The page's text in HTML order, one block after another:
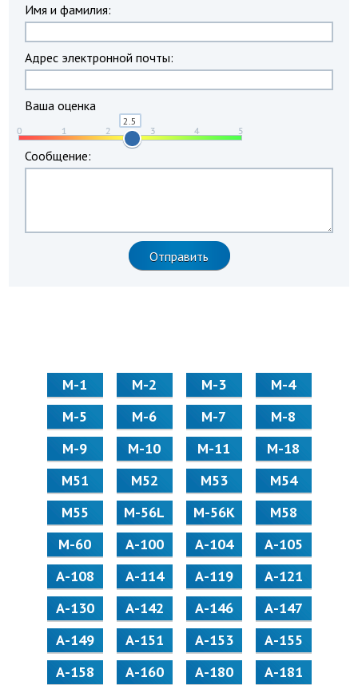
Имя и фамилия:
Адрес электронной почты:
Ваша оценка
Сообщение:
М-1 М-2 М-3
М-4
М-5
М-6 М-7
М-8
М-9
М-10 М-11
М-18
М51
М52 М53
М54
М55
M-56L M-56K
М58
M-60
А-100 А-104
А-105
А-108
А-114 А-119
А-121
А-130
А-142 А-146
А-147
А-149
А-151 А-153
А-155
А-158
А-160 А-180
А-181